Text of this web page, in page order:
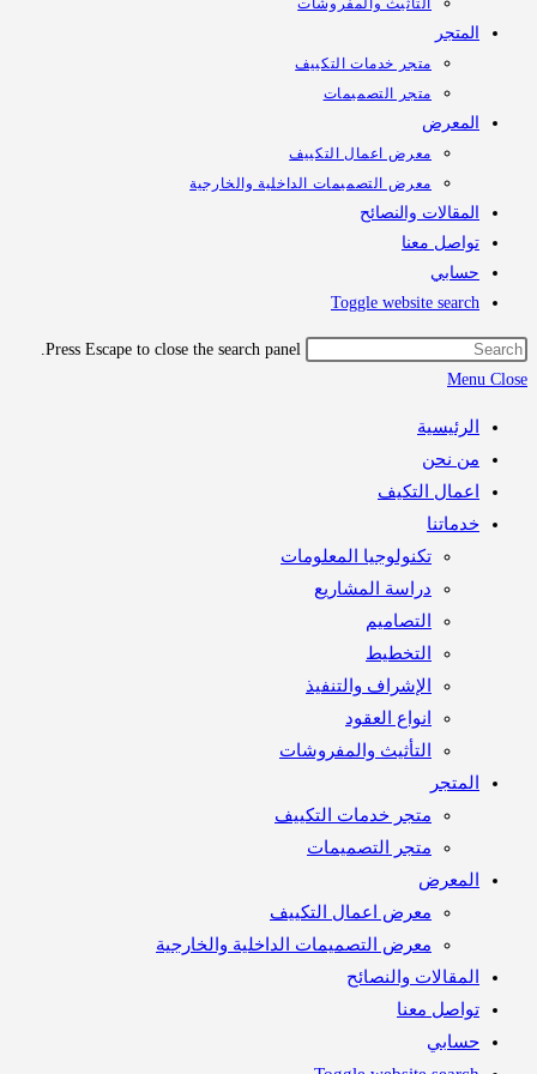
التأثيث والمفروشات
متجر خدمات التكييف
متجر التصميمات
معرض اعمال التكييف
معرض التصميمات الداخلية والخارجية
والنصائح
معنا
Toggle website
Press Escape to close the search panel.
نحن
التكيف
تكنولوجيا المعلومات
دراسة المشاريع
التصاميم
التخطيط
الإشراف والتنفيذ
انواع العقود
التأثيث والمفروشات
متجر خدمات التكييف
متجر التصميمات
معرض اعمال التكييف
معرض التصميمات الداخلية والخارجية
والنصائح
معنا